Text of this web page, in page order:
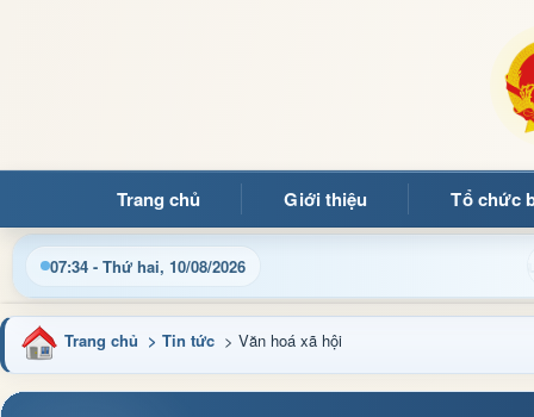
Trang chủ Giới thiệu Tổ chức
07:34 - Thứ hai, 10/08/2026
quý bạn đọc đến với Trang thông tin điện tử xã Mường
Trang chủ > Tin tức > Văn hoá xã hội